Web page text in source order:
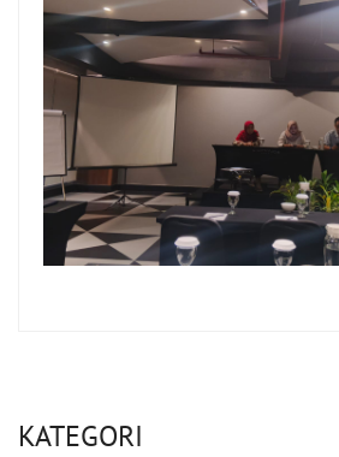
KATEGORI